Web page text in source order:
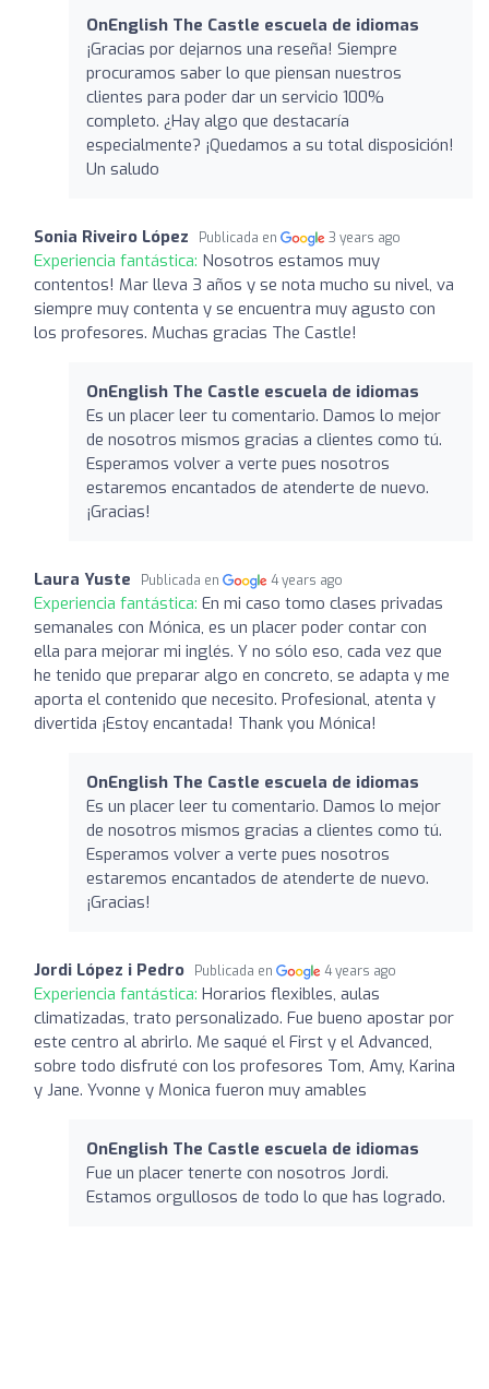
OnEnglish The Castle escuela de idiomas
¡Gracias por dejarnos una reseña! Siempre
procuramos saber lo que piensan nuestros
clientes para poder dar un servicio 100%
completo. ¿Hay algo que destacaría
especialmente? ¡Quedamos a su total disposición!
Un saludo
Sonia Riveiro López Publicada en 3 years ago
Experiencia fantástica: Nosotros estamos muy
contentos! Mar lleva 3 años y se nota mucho su nivel, va
siempre muy contenta y se encuentra muy agusto con
los profesores. Muchas gracias The Castle!
OnEnglish The Castle escuela de idiomas
Es un placer leer tu comentario. Damos lo mejor
de nosotros mismos gracias a clientes como tú.
Esperamos volver a verte pues nosotros
estaremos encantados de atenderte de nuevo.
¡Gracias!
Laura Yuste Publicada en 4 years ago
Experiencia fantástica: En mi caso tomo clases privadas
semanales con Mónica, es un placer poder contar con
ella para mejorar mi inglés. Y no sólo eso, cada vez que
he tenido que preparar algo en concreto, se adapta y me
aporta el contenido que necesito. Profesional, atenta y
divertida ¡Estoy encantada! Thank you Mónica!
OnEnglish The Castle escuela de idiomas
Es un placer leer tu comentario. Damos lo mejor
de nosotros mismos gracias a clientes como tú.
Esperamos volver a verte pues nosotros
estaremos encantados de atenderte de nuevo.
¡Gracias!
Jordi López i Pedro Publicada en 4 years ago
Experiencia fantástica: Horarios flexibles, aulas
climatizadas, trato personalizado. Fue bueno apostar por
este centro al abrirlo. Me saqué el First y el Advanced,
sobre todo disfruté con los profesores Tom, Amy, Karina
y Jane. Yvonne y Monica fueron muy amables
OnEnglish The Castle escuela de idiomas
Fue un placer tenerte con nosotros Jordi.
Estamos orgullosos de todo lo que has logrado.